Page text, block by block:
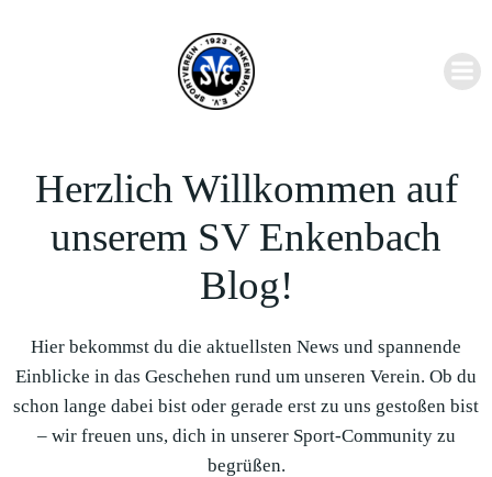
springen
Herzlich Willkommen auf
unserem SV Enkenbach
Blog!
Hier bekommst du die aktuellsten News und spannende
Einblicke in das Geschehen rund um unseren Verein. Ob du
schon lange dabei bist oder gerade erst zu uns gestoßen bist
– wir freuen uns, dich in unserer Sport-Community zu
begrüßen.